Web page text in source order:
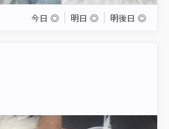
今日 ◎ 明日 ◎ 明後日 ◎